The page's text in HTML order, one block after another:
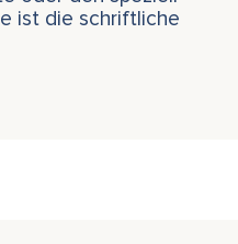
ist die schriftliche